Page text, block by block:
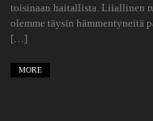
toisinaan haitallista. Liiallinen
olemme täysin hämmentyneitä
[…]
MORE